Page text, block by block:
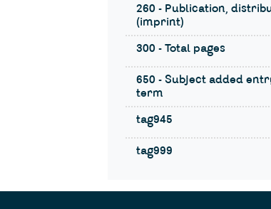
260 - Publication,
(imprint)
300 - Total pages
650 - Subject added
term
tag945
tag999